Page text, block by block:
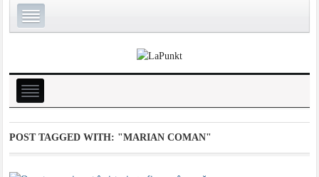
POST TAGGED WITH: "MARIAN COMAN"